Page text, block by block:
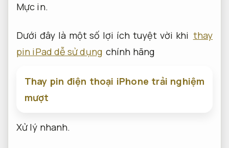
Mực in.
Dưới đây là một số lợi ích tuyệt vời khi thay
pin iPad dễ sử dụng chính hãng
Thay pin điện thoại iPhone trải nghiệm
mượt
Xử lý nhanh.